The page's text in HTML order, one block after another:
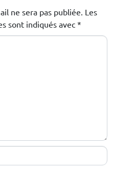
ne sera pas publiée. Les
sont indiqués avec *